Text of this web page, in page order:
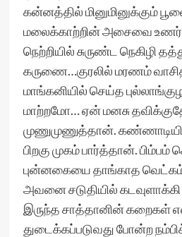
கன்னத்தில் மினுமினுக்கும்
மலைக்காற்றின் அசைவை
நெற்றியில் சுருண்ட நெகிழி
கருணை…குரலில் மரணம்
மாங்கனியில் செய்த
மாற்றமோ… ஏன் மனசு
முணுமுணுத்தான்.
பிறகு முகம் பார்த்தான். பிம்பம்
புன்னகையை தாங்காத
அவனை சடுதியில்
இருந்த சாத்தானின் கறைகள்
துடைக்கப்படுவது போன்ற